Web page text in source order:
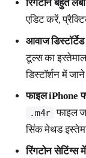
रिंगटोन बहुत
एडिट करें,
आवाज
टूल्स का
डिस्टॉर्शन में
फाइल iPhone
.m4r फाइल
सिंक मेथड
रिंगटोन सेटिंग्स